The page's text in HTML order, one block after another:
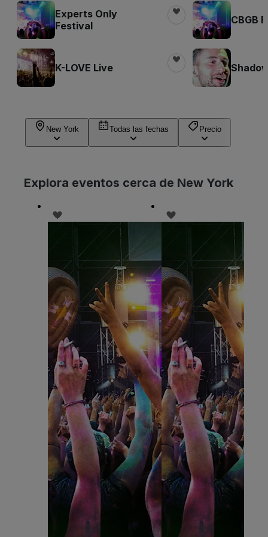
Experts Only
Festival
K-LOVE Live
CBGB
New York Todas las fechas Precio
Explora eventos cerca de New York